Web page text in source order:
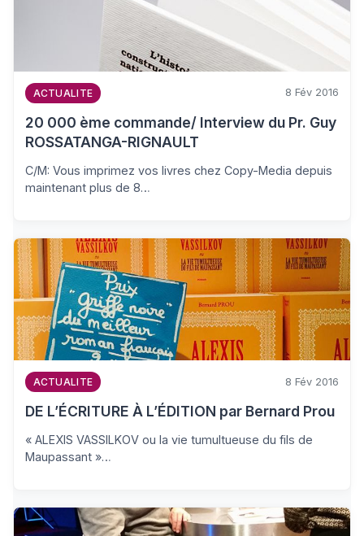
ACTUALITE 8 Fév 2016
20 000 ème commande/ Interview du Pr. Guy
ROSSATANGA-RIGNAULT
C/M: Vous imprimez vos livres chez Copy-Media depuis
maintenant plus de 8…
ACTUALITE 8 Fév 2016
DE L’ÉCRITURE À L’ÉDITION par Bernard Prou
« ALEXIS VASSILKOV ou la vie tumultueuse du fils de
Maupassant »…